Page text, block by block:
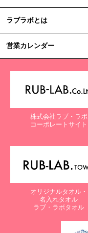
ラブラボとは
営業カレンダー
株式会社ラブ・ラボ
コーポレートサイト
オリジナルタオル・
名入れタオル
ラブ・ラボタオル